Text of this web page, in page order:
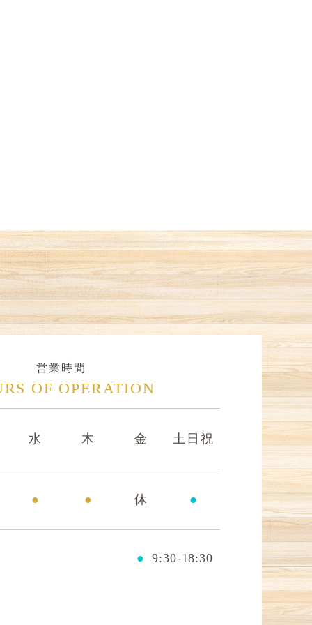
営業時間
OF OPERATION
水 木 金 土日祝
● ● 休 ●
● 9:30-18:30